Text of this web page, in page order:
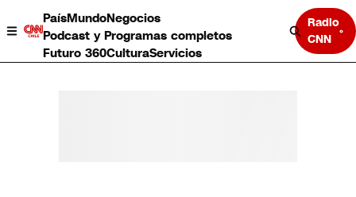
PaísMundoNegocios
Podcast y Programas completos
Futuro 360CulturaServicios
Radio
CNN